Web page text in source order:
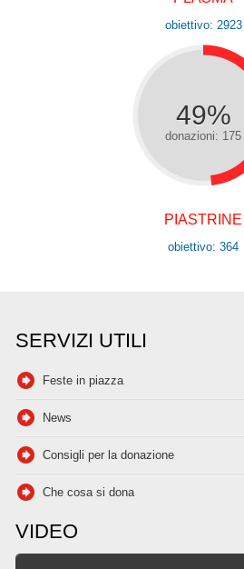
obiettivo: 2923
49%
donazioni: 175
PIASTRINE
obiettivo: 364
SERVIZI UTILI
Feste in piazza
News
Consigli per la donazione
Che cosa si dona
VIDEO